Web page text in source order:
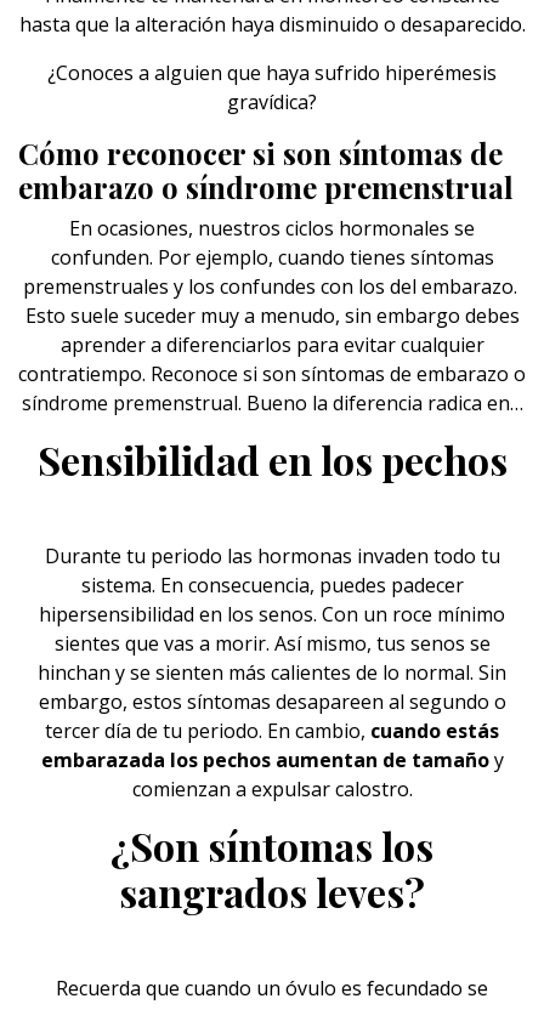
hasta que la alteración haya disminuido o desaparecido.
¿Conoces a alguien que haya sufrido hiperémesis
gravídica?
Cómo reconocer si son síntomas de
embarazo o síndrome premenstrual
En ocasiones, nuestros ciclos hormonales se
confunden. Por ejemplo, cuando tienes síntomas
premenstruales y los confundes con los del embarazo.
Esto suele suceder muy a menudo, sin embargo debes
aprender a diferenciarlos para evitar cualquier
contratiempo. Reconoce si son síntomas de embarazo o
síndrome premenstrual. Bueno la diferencia radica en…
Sensibilidad en los pechos
Durante tu periodo las hormonas invaden todo tu
sistema. En consecuencia, puedes padecer
hipersensibilidad en los senos. Con un roce mínimo
sientes que vas a morir. Así mismo, tus senos se
hinchan y se sienten más calientes de lo normal. Sin
embargo, estos síntomas desapareen al segundo o
tercer día de tu periodo. En cambio, cuando estás
embarazada los pechos aumentan de tamañoy
comienzan a expulsar calostro.
¿Son síntomas los
sangrados leves?
Recuerda que cuando un óvulo es fecundado se